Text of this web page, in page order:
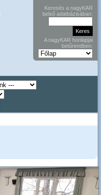
Keresés a nagyKAR
belső adatbázisában:
A nagyKAR honlapjai
betűrendben: